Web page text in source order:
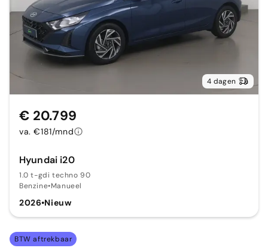
4 dagen
Hyundai i20
1.0 t-gdi techno 90
Benzine•Manueel
2026•Nieuw
€ 20.799
va. €181/mnd
BTW aftrekbaar